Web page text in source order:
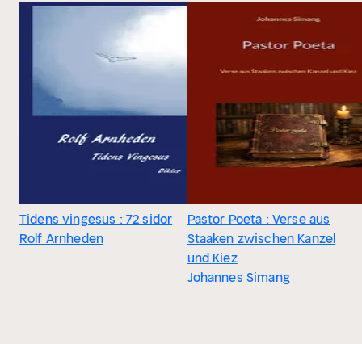
Tidens vingesus : 72 sidor
Rolf Arnheden
Pastor Poeta : Verse aus
Staaken zwischen Kanzel
und Kiez
Johannes Simang